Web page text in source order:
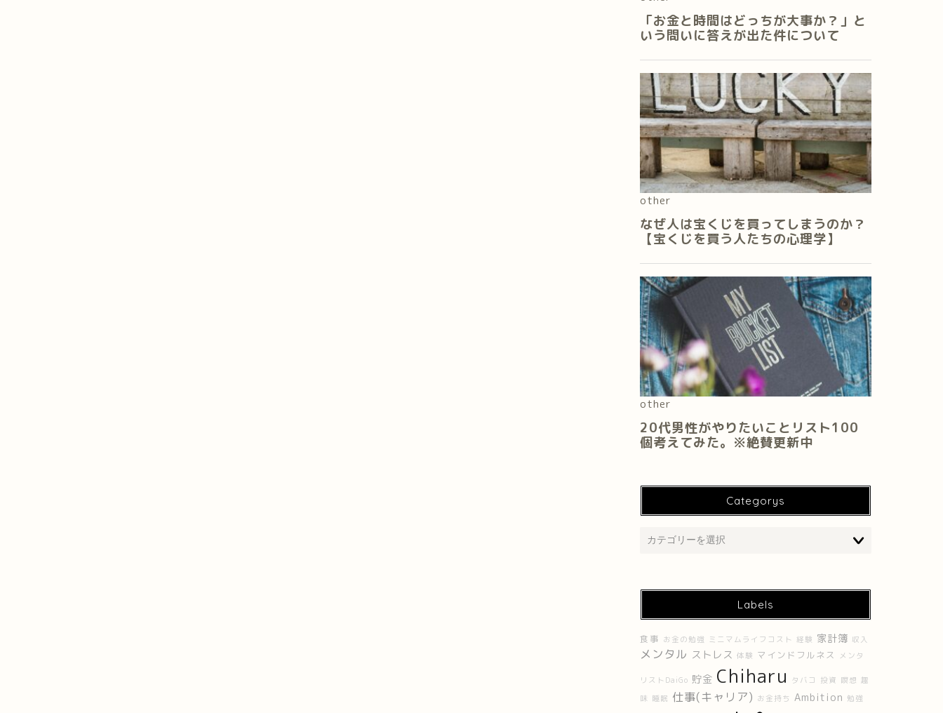
Categorys
Labels
食事 お金の勉強 ミニマムライフコスト 経験 家計簿 収入
メンタル ストレス 体験 マインドフルネス メンタ
リストDaiGo 貯金 Chiharu タバコ 投資 瞑想 趣
味 睡眠 仕事(キャリア) お金持ち Ambition 勉強